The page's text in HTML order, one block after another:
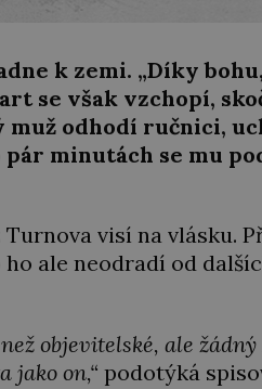
k zemi. „Díky
se však vzchopí,
muž odhodí ručnici,
minutách se mu
visí na vlásku.
ale neodradí od
objevitelské, ale
jako on,“ podotýká